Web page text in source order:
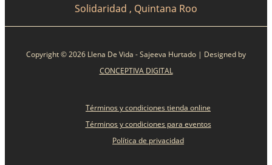
Solidaridad , Quintana Roo
Copyright © 2026 Llena De Vida - Sajeeva Hurtado | Designed by
CONCEPTIVA DIGITAL
Términos y condiciones tienda online
Términos y condiciones para eventos
Política de privacidad